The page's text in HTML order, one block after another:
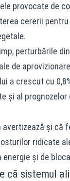
provocate de
cererii
perturbările
de
a crescut cu
și al
avertizează și că
ridicate
energie și de
că sistemul